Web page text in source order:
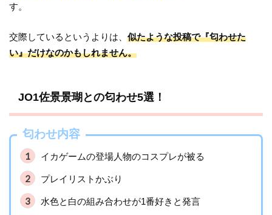
す。
交際しているというよりは、似たような投稿で『匂わせた
い』だけなのかもしれません。
JO1佐景景瑚との匂わせ5選！
匂わせ内容
イカゲームの登場人物のコスプレが被る
プレイリストかぶり
水色と白の組み合わせが1番好きと発言